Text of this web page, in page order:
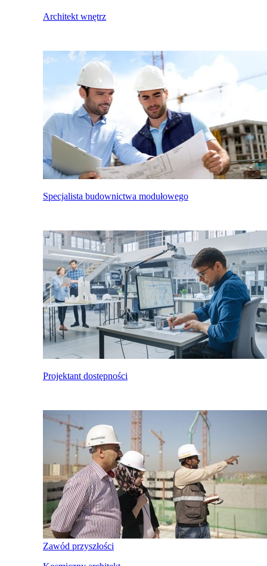
Architekt wnętrz
Specjalista budownictwa modułowego
Projektant dostępności
Zawód przyszłości